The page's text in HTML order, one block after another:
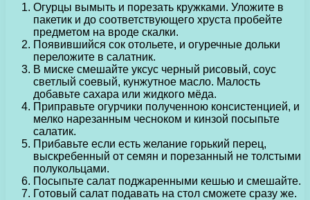
Огурцы вымыть и порезать кружками. Уложите в
пакетик и до соответствующего хруста пробейте
предметом на вроде скалки.
Появившийся сок отольете, и огуречные дольки
переложите в салатник.
В миске смешайте уксус черный рисовый, соус
светлый соевый, кунжутное масло. Малость
добавьте сахара или жидкого мёда.
Приправьте огурчики полученною консистенцией, и
мелко нарезанным чесноком и кинзой посыпьте
салатик.
Прибавьте если есть желание горький перец,
выскребенный от семян и порезанный не толстыми
полукольцами.
Посыпьте салат поджаренными кешью и смешайте.
Готовый салат подавать на стол сможете сразу же.